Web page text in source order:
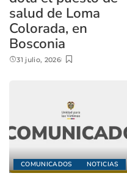
salud de Loma
Colorada, en
Bosconia
31 julio, 2026
COMUNICADOS NOTICIAS